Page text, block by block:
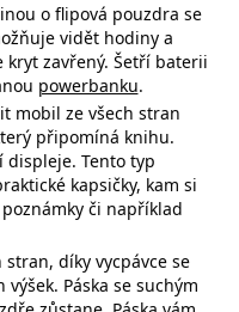
o flipová pouzdra se
vidět hodiny a
zavřený. Šetří baterii
powerbanku.
mobil ze všech stran
připomíná knihu.
displeje. Tento typ
kapsičky, kam si
či například
díky vycpávce se
Páska se suchým